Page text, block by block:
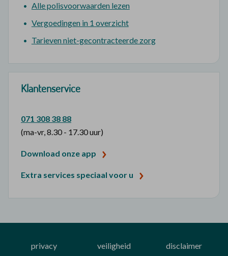
Alle polisvoorwaarden lezen
Vergoedingen in 1 overzicht
Tarieven niet-gecontracteerde zorg
Klantenservice
071 308 38 88
(ma-vr, 8.30 - 17.30 uur)
Download onze app
Extra services speciaal voor u
privacy veiligheid disclaimer